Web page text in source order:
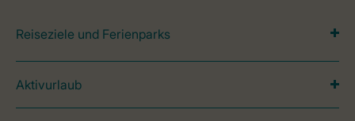
Reiseziele und Ferienparks
Aktivurlaub